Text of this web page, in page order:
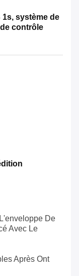
1s, système de
contrôle
De
Avec Le
Après Ont